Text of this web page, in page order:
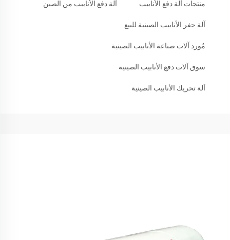
منتجات آلة دفع الأنابيب آلة دفع الأنابيب من الصين
آلة حفر الأنابيب الصينية للبيع
مُورد آلات صناعة الأنابيب الصينية
سوق آلات دفع الأنابيب الصينية
آلة تحريك الأنابيب الصينية